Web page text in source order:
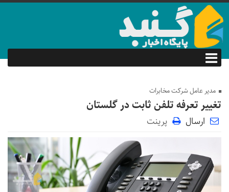
مدیر عامل شرکت مخابرات
تغییر تعرفه تلفن ثابت در گلستان
ارسال پرینت